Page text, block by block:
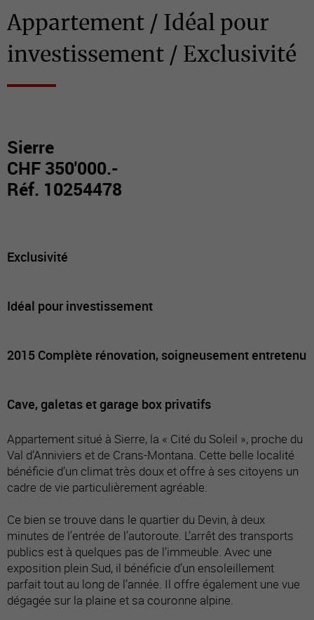
Appartement / Idéal pour
investissement / Exclusivité
Sierre
CHF 350'000.-
Réf. 10254478
Exclusivité
Idéal pour investissement
2015 Complète rénovation, soigneusement entretenu
Cave, galetas et garage box privatifs
Appartement situé à Sierre, la « Cité du Soleil », proche du
Val d’Anniviers et de Crans-Montana. Cette belle localité
bénéficie d’un climat très doux et offre à ses citoyens un
cadre de vie particulièrement agréable.
Ce bien se trouve dans le quartier du Devin, à deux
minutes de l’entrée de l’autoroute. L’arrêt des transports
publics est à quelques pas de l’immeuble. Avec une
exposition plein Sud, il bénéficie d’un ensoleillement
parfait tout au long de l’année. Il offre également une vue
dégagée sur la plaine et sa couronne alpine.